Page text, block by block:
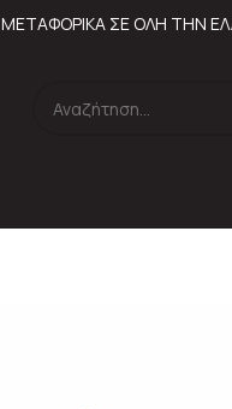
ΣΕ ΟΛΗ ΤΗΝ